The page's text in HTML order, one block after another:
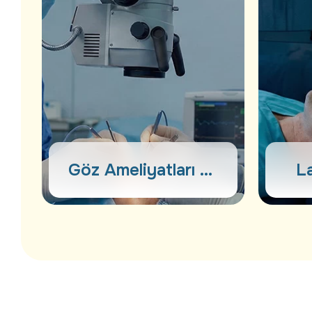
Göz Ameliyatları ve
Cerrahi İşlemler
Göz Ameliyatları